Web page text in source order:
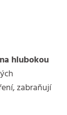
hlubokou
zabraňují